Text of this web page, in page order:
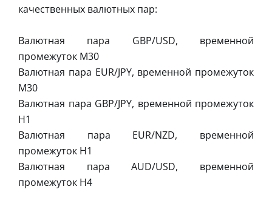
качественных валютных пар:
Валютная пара GBP/USD, временной
промежуток M30
Валютная пара EUR/JPY, временной промежуток
M30
Валютная пара GBP/JPY, временной промежуток
H1
Валютная пара EUR/NZD, временной
промежуток H1
Валютная пара AUD/USD, временной
промежуток H4